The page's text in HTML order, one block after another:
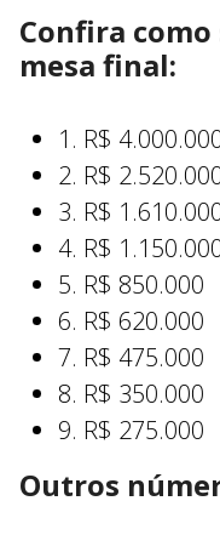
Confira como
mesa final:
1. R$
2. R$
3. R$
4. R$
5. R$ 850.000
6. R$ 620.000
7. R$ 475.000
8. R$ 350.000
9. R$ 275.000
Outros